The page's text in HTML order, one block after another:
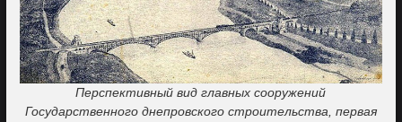
Перспективный вид главных сооружений
Государственного днепровского строительства, первая